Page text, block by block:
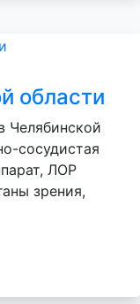
области
Челябинской
сосудистая
ЛОР
зрения,